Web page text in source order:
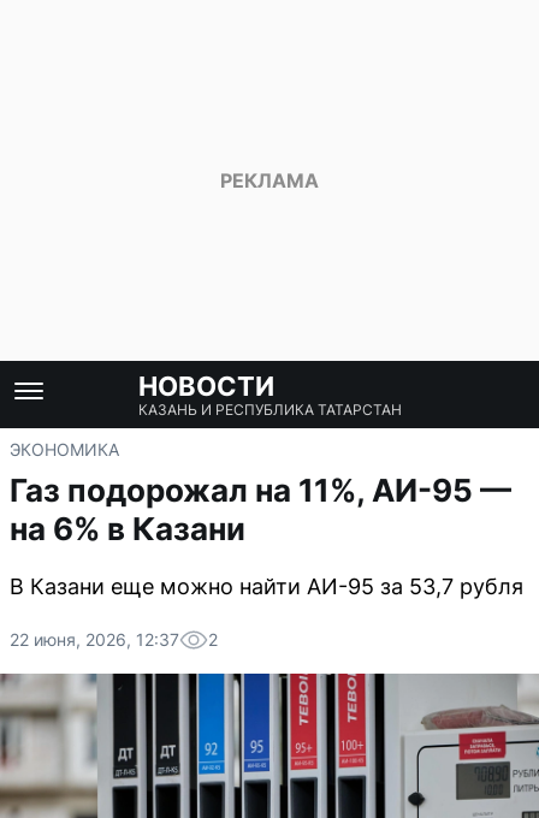
НОВОСТИ
КАЗАНЬ И РЕСПУБЛИКА ТАТАРСТАН
ЭКОНОМИКА
Газ подорожал на 11%, АИ-95 —
на 6% в Казани
В Казани еще можно найти АИ-95 за 53,7 рубля
22 июня, 2026, 12:37 2